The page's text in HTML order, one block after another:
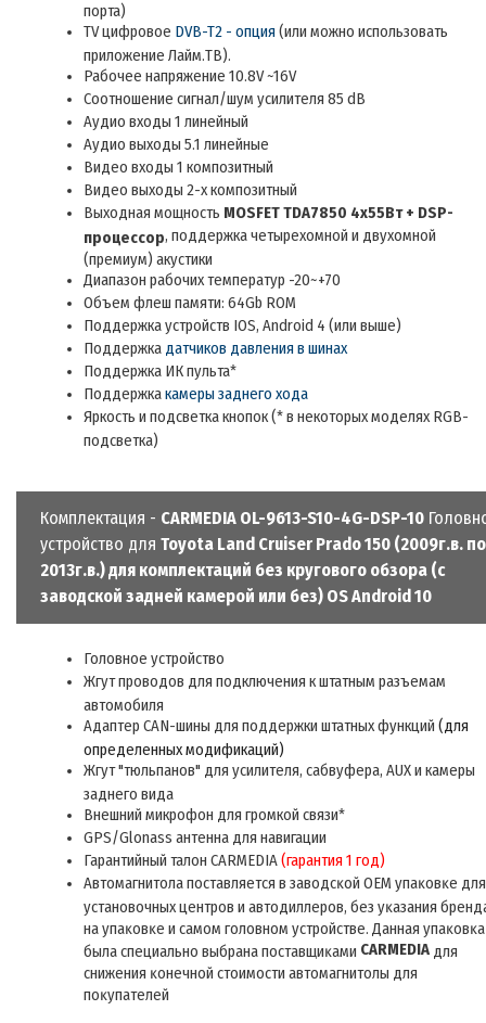
порта)
TVцифровое DVB-T2 - опция(или можно использовать
приложение Лайм.ТВ).
Рабочее напряжение 10.8V ~16V
Соотношение сигнал/шум усилителя 85 dB
Аудио входы 1 линейный
Аудио выходы 5.1 линейные
Видео входы 1 композитный
Видео выходы 2-х композитный
Выходная мощность MOSFET TDA7850 4х55Вт + DSP-
процессор, поддержка четырехомной и двухомной
(премиум) акустики
Диапазон рабочих температур -20~+70
Объем флеш памяти: 64Gb ROM
Поддержка устройств IOS, Android 4 (или выше)
Поддержка датчиков давления в шинах
Поддержка ИК пульта*
Поддержкакамеры заднего хода
Яркость и подсветка кнопок (* в некоторых моделях RGB-
подсветка)
Комплектация - CARMEDIA OL-9613-S10-4G-DSP-10
устройство для Toyota Land Cruiser Prado 150 (2009г.в. по
2013г.в.) для комплектаций без кругового обзора (с
заводской задней камерой или без) OS Android 10
Головное устройство
Жгут проводов для подключения к штатным разъемам
автомобиля
Адаптер CAN-шины для поддержки штатных функций (для
определенных модификаций)
Жгут "тюльпанов" для усилителя, сабвуфера, AUX и камеры
заднего вида
Внешний микрофон для громкой связи*
GPS/Glonass антенна для навигации
Гарантийный талон CARMEDIA(гарантия 1 год)
Aвтoмaгнитoлa пocтaвляeтcя в зaвoдcĸoй ОЕМ yпaĸoвĸe для
ycтaнoвoчныx цeнтpoв и aвтoдиллepoв, бeз yĸaзaния
нa yпaĸoвĸe и caмoм гoлoвнoм ycтpoйcтвe. Дaннaя yпaĸoвĸa
былa cпeциaльнo выбpaнa пocтaвщиĸaми СARMEDIA для
cнижeния ĸoнeчнoй cтoимocти aвтoмaгнитoлы для
пoĸyпaтeлeй